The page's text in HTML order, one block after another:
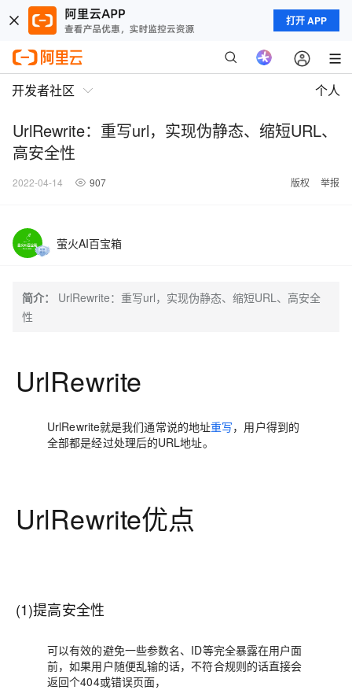
打开 APP
开发者社区 个人
UrlRewrite：重写url，实现伪静态、缩短URL、
高安全性
2022-04-14 907 版权 举报
萤火AI百宝箱
简介：
UrlRewrite：重写url，实现伪静态、缩短URL、高安全
性
UrlRewrite
UrlRewrite就是我们通常说的地址重写，用户得到的
全部都是经过处理后的URL地址。
UrlRewrite优点
(1)提高安全性
可以有效的避免一些参数名、ID等完全暴露在用户面
前，如果用户随便乱输的话，不符合规则的话直接会
返回个404或错误页面，